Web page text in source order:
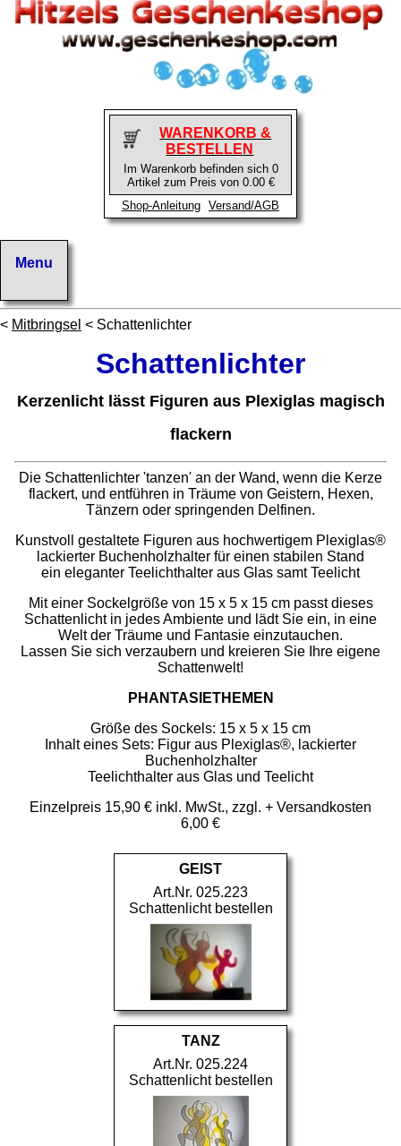
WARENKORB &
BESTELLEN
Im Warenkorb befinden sich 0
Artikel zum Preis von 0.00 €
Shop-Anleitung
Versand/AGB
< Mitbringsel < Schattenlichter
Schattenlichter
Kerzenlicht lässt Figuren aus Plexiglas magisch
flackern
Die Schattenlichter 'tanzen' an der Wand, wenn die Kerze
flackert, und entführen in Träume von Geistern, Hexen,
Tänzern oder springenden Delfinen.
Kunstvoll gestaltete Figuren aus hochwertigem Plexiglas®
lackierter Buchenholzhalter für einen stabilen Stand
ein eleganter Teelichthalter aus Glas samt Teelicht
Mit einer Sockelgröße von 15 x 5 x 15 cm passt dieses
Schattenlicht in jedes Ambiente und lädt Sie ein, in eine
Welt der Träume und Fantasie einzutauchen.
Lassen Sie sich verzaubern und kreieren Sie Ihre eigene
Schattenwelt!
PHANTASIETHEMEN
Größe des Sockels: 15 x 5 x 15 cm
Inhalt eines Sets: Figur aus Plexiglas®, lackierter
Buchenholzhalter
Teelichthalter aus Glas und Teelicht
Einzelpreis 15,90 € inkl. MwSt., zzgl. + Versandkosten
6,00 €
GEIST
Art.Nr. 025.223
Schattenlicht bestellen
TANZ
Art.Nr. 025.224
Schattenlicht bestellen